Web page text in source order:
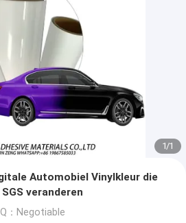
1/1
Automobiel Vinylkleur die
veranderen
：Negotiable